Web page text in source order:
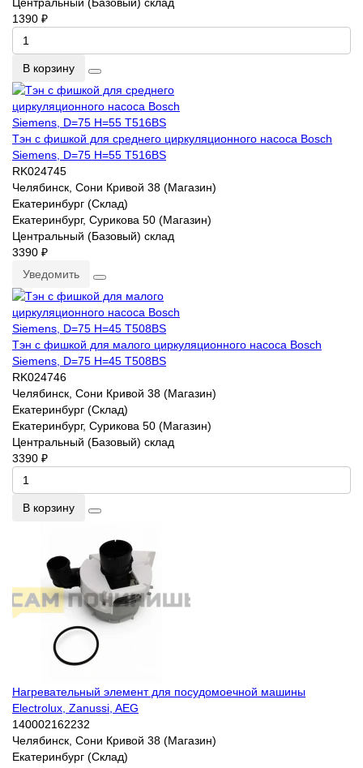
1390 ₽
В корзину
Тэн с фишкой для среднего циркуляционного насоса Bosch
Siemens, D=75 H=55 T516BS
RK024745
Челябинск, Сони Кривой 38 (Магазин)
Екатеринбург (Склад)
Екатеринбург, Сурикова 50 (Магазин)
Центральный (Базовый) склад
3390 ₽
Уведомить
Тэн с фишкой для малого циркуляционного насоса Bosch
Siemens, D=75 H=45 T508BS
RK024746
Челябинск, Сони Кривой 38 (Магазин)
Екатеринбург (Склад)
Екатеринбург, Сурикова 50 (Магазин)
Центральный (Базовый) склад
3390 ₽
В корзину
Нагревательный элемент для посудомоечной машины
Electrolux, Zanussi, AEG
140002162232
Челябинск, Сони Кривой 38 (Магазин)
Екатеринбург (Склад)